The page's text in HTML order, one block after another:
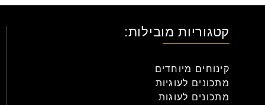
קטגוריות מובילות:
קינוחים מיוחדים
מתכונים לעוגיות
מתכונים לעוגות